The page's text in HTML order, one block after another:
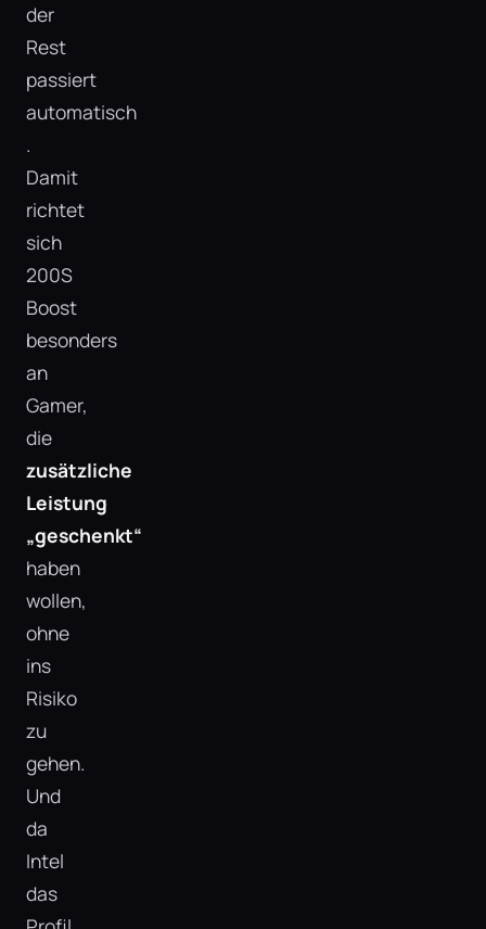
der
Rest
passiert
automatisch​
.
Damit
richtet
sich
200S
Boost
besonders
an
Gamer,
die
zusätzliche
Leistung
„geschenkt“
haben
wollen,
ohne
ins
Risiko
zu
gehen.
Und
da
Intel
das